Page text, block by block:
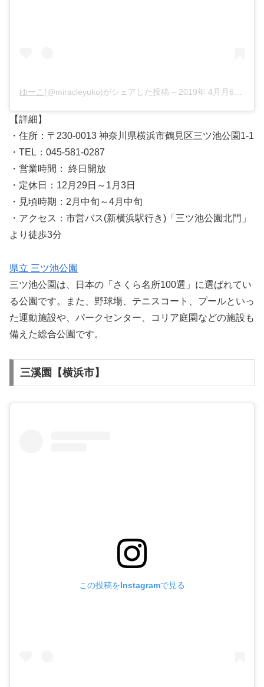
ゆーこ (@miracleyuko)がシェアした投稿 – 2019年 4月月6日午前7時49分PDT
【詳細】
・住所：〒230-0013 神奈川県横浜市鶴見区三ツ池公園1-1
・TEL：045-581-0287
・営業時間： 終日開放
・定休日：12月29日～1月3日
・見頃時期：2月中旬～4月中旬
・アクセス：市営バス(新横浜駅行き)「三ツ池公園北門」
より徒歩3分
県立 三ツ池公園
三ツ池公園は、日本の「さくら名所100選」に選ばれてい
る公園です。また、野球場、テニスコート、プールといっ
た運動施設や、パークセンター、コリア庭園などの施設も
備えた総合公園です。
三溪園【横浜市】
この投稿をInstagramで見る